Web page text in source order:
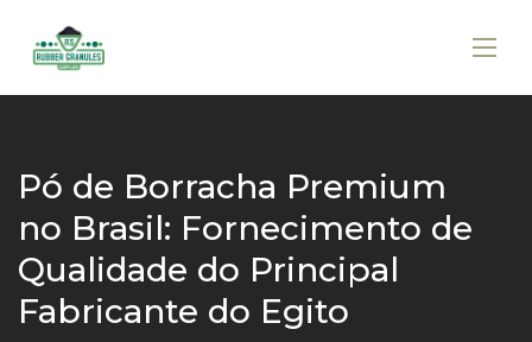
Pó de Borracha Premium
no Brasil: Fornecimento de
Qualidade do Principal
Fabricante do Egito